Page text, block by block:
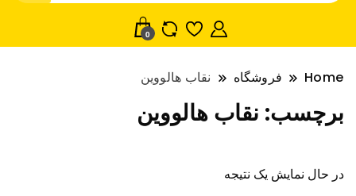
0
Home فروشگاه نقاب هالووین
برچسب: نقاب هالووین
در حال نمایش یک نتیجه